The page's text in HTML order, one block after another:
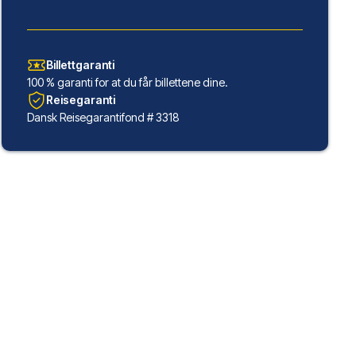
Billettgaranti
100 % garanti for at du får billettene dine.
Reisegaranti
Dansk Reisegarantifond # 3318